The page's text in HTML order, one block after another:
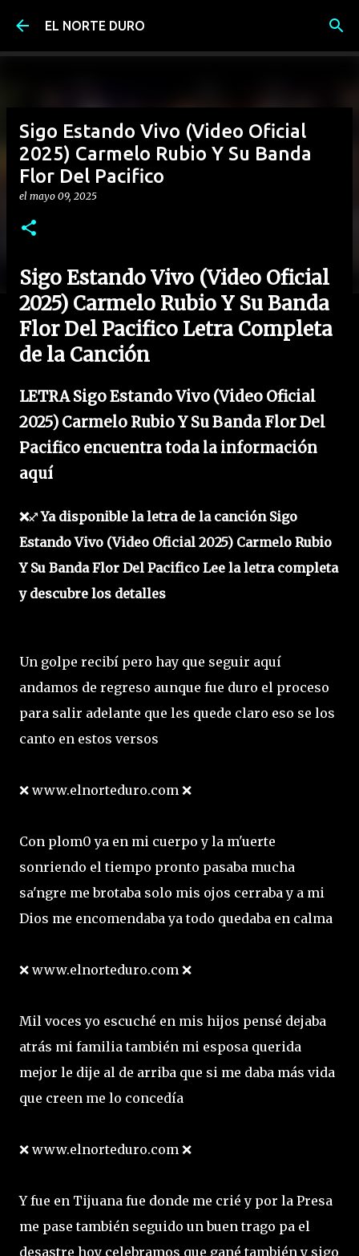
Ir al contenido principal
EL NORTE DURO
Sigo Estando Vivo (Video Oficial
2025) Carmelo Rubio Y Su Banda
Flor Del Pacifico
el mayo 09, 2025
Sigo Estando Vivo (Video Oficial
2025) Carmelo Rubio Y Su Banda
Flor Del Pacifico Letra Completa
de la Canción
LETRA Sigo Estando Vivo (Video Oficial
2025) Carmelo Rubio Y Su Banda Flor Del
Pacifico encuentra toda la información
aquí
❌♐ Ya disponible la letra de la canción Sigo
Estando Vivo (Video Oficial 2025) Carmelo Rubio
Y Su Banda Flor Del Pacifico Lee la letra completa
y descubre los detalles
Un golpe recibí pero hay que seguir aquí
andamos de regreso aunque fue duro el proceso
para salir adelante que les quede claro eso se los
canto en estos versos
❌ www.elnorteduro.com ❌
Con plom0 ya en mi cuerpo y la m'uerte
sonriendo el tiempo pronto pasaba mucha
sa'ngre me brotaba solo mis ojos cerraba y a mi
Dios me encomendaba ya todo quedaba en calma
❌ www.elnorteduro.com ❌
Mil voces yo escuché en mis hijos pensé dejaba
atrás mi familia también mi esposa querida
mejor le dije al de arriba que si me daba más vida
que creen me lo concedía
❌ www.elnorteduro.com ❌
Y fue en Tijuana fue donde me crié y por la Presa
me pase también seguido un buen trago pa el
desastre hoy celebramos que gané también y sigo